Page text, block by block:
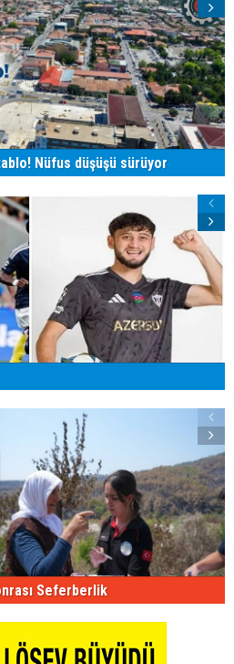
Nüfus düşüşü sürüyor
Seferberlik